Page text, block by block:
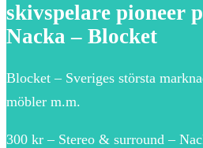
skivspelare pioneer
Nacka – Blocket
Blocket – Sveriges största
möbler m.m.
300 kr – Stereo & surround –